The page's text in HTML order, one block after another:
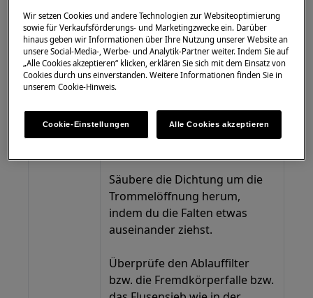
empfehlen wir, die Waschmaschine gründlich zu
reinigen.
Reinige die
Waschmittelbox wie in der
Bedienungsanleitung
Säubere die Dichtung um die
Trommelöffnung herum,
indem du die Falten etwas
auseinander ziehst.
Überprüfe den Ablauffilter
bzw. die Fremdkörperfalle bzw.
Wir setzen Cookies und andere Technologien zur Websiteoptimierung
sowie für Verkaufsförderungs- und Marketingzwecke ein. Darüber
hinaus geben wir Informationen über Ihre Nutzung unserer Website an
unsere Social-Media-, Werbe- und Analytik-Partner weiter. Indem Sie auf
„Alle Cookies akzeptieren“ klicken, erklären Sie sich mit dem Einsatz von
Cookies durch uns einverstanden. Weitere Informationen finden Sie in
unserem Cookie-Hinweis.
Cookie-Einstellungen Alle Cookies akzeptieren